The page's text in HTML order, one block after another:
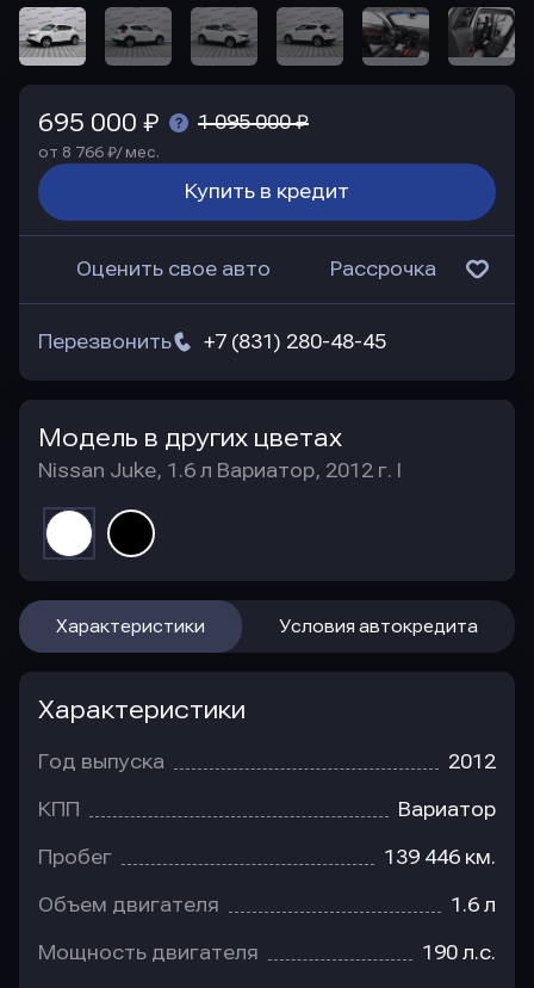
695 000 ₽ 1 095 000 ₽
от 8 766 ₽/ мес.
Купить в кредит
Оценить свое авто Рассрочка
+7 (831) 280-48-45
Перезвонить
Модель в других цветах
Nissan Juke, 1.6 л Вариатор, 2012 г. I
Характеристики Условия автокредита
Характеристики
Год выпуска 2012
КПП Вариатор
Пробег 139 446 км.
Объем двигателя 1.6 л
Мощность двигателя 190 л.с.